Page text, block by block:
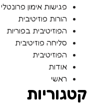
פגישות אימון פרונטלי
הורות פוזיטיבית
הפוזיטיבית בפוריות
סליחה פוזיטיבית
הפוזיטיבית
אודות
ראשי
קטגוריות